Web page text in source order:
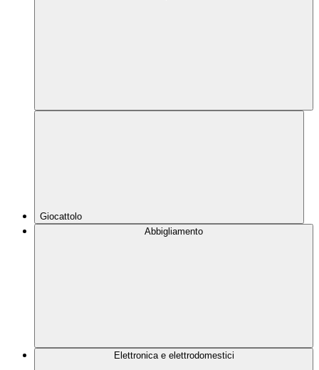
Giocattolo
Abbigliamento
Elettronica e elettrodomestici